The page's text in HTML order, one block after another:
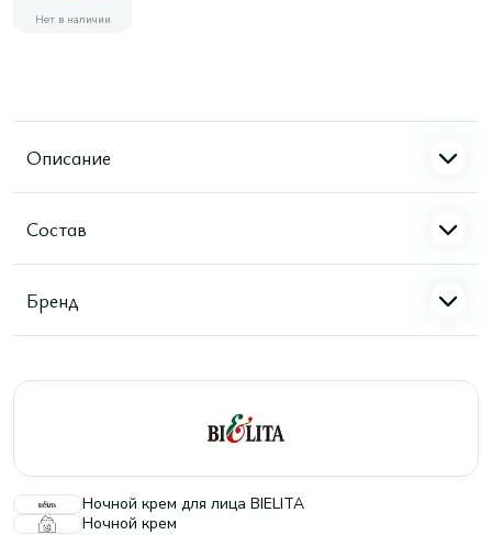
Нет в наличии
Описание
Состав
Бренд
Ночной крем для лица BIELITA
Ночной крем